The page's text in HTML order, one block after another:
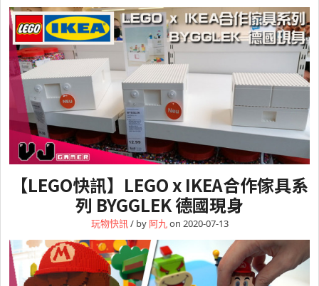
【LEGO快訊】LEGO x IKEA合作傢具系
列 BYGGLEK 德國現身
玩物快訊/ by 阿九on 2020-07-13